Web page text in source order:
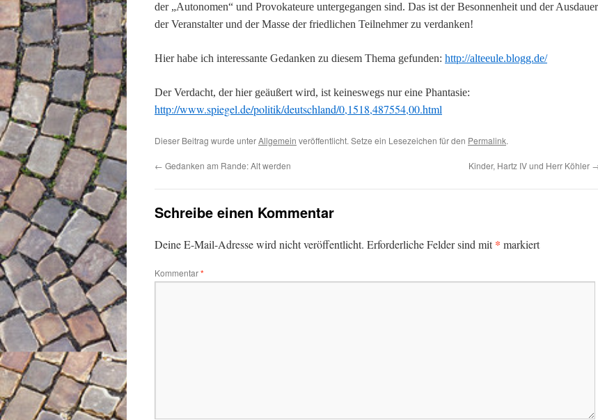
der „Autonomen“ und Provokateure untergegangen sind. Das ist der Besonnenheit und der Ausdauer
der Veranstalter und der Masse der friedlichen Teilnehmer zu verdanken!
Hier habe ich interessante Gedanken zu diesem Thema gefunden: http://alteeule.blogg.de/
Der Verdacht, der hier geäußert wird, ist keineswegs nur eine Phantasie:
http://www.spiegel.de/politik/deutschland/0,1518,487554,00.html
Dieser Beitrag wurde unterAllgemein veröffentlicht. Setze ein Lesezeichen für den Permalink.
← Gedanken am Rande: Alt werden Kinder, Hartz IV und Herr Köhler
Schreibe einen Kommentar
Deine E-Mail-Adresse wird nicht veröffentlicht. Erforderliche Felder sind mit* markiert
Kommentar*